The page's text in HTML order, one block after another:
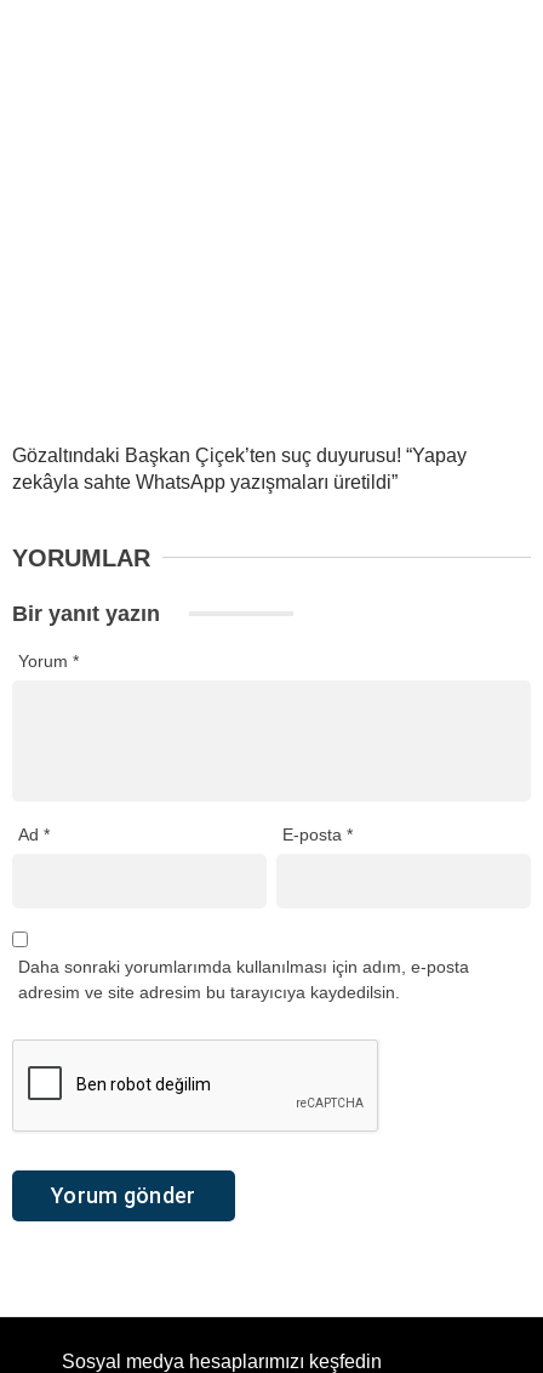
Gözaltındaki Başkan Çiçek’ten suç duyurusu! “Yapay
zekâyla sahte WhatsApp yazışmaları üretildi”
YORUMLAR
Bir yanıt yazın
Yorum *
Ad * E-posta*
Daha sonraki yorumlarımda kullanılması için adım, e-posta
adresim ve site adresim bu tarayıcıya kaydedilsin.
Sosyal medya hesaplarımızı keşfedin